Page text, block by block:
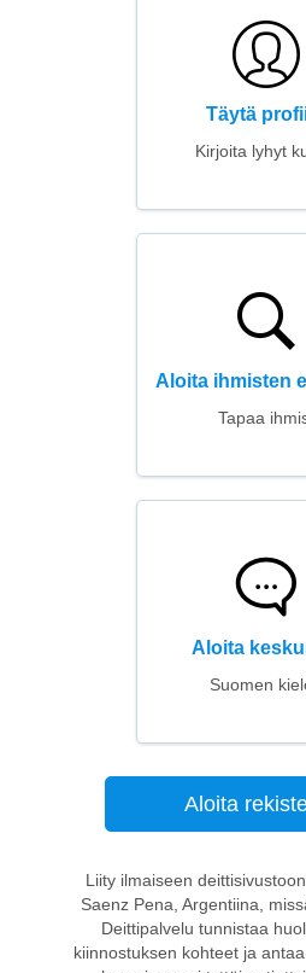
Täytä
Kirjoita lyhyt
Aloita ihmisten
Tapaa
Aloita
Suomen
Aloita
Liity ilmaiseen
Saenz Pena, Argentiina,
Deittipalvelu tunnistaa
kiinnostuksen kohteet ja